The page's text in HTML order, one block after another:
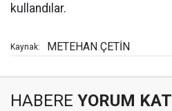
kullandılar.
Kaynak: METEHAN ÇETİN
HABERE YORUM KAT